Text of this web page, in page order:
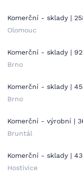
Komerční - sklady |
Olomouc
Komerční - sklady |
Brno
Komerční - sklady |
Brno
Komerční - výrobní |
Bruntál
Komerční - sklady |
Hostivice